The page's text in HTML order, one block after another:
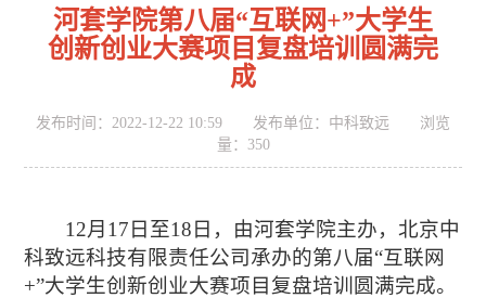
河套学院第八届“互联网+”大学生
创新创业大赛项目复盘培训圆满完
成
发布时间：2022-12-22 10:59 发布单位：中科致远 浏览
量： 350
12月 17 日至18 日，由河套学院主办，北京中
科致远科技有限责任公司承办的第八届“互联网
+”大学生创新创业大赛项目复盘培训圆满完成。